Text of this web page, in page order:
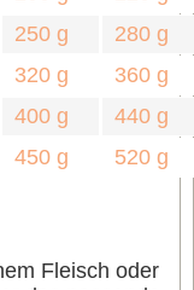
250 g
280 g
320 g
360 g
400 g
440 g
450 g 520 g
Fleisch oder